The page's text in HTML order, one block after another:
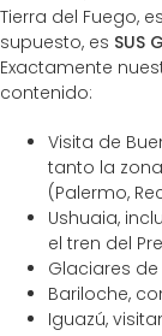
Tierra del Fuego,
supuesto, es SUS
Exactamente
contenido:
Visita de
tanto la
(Palermo,
Ushuaia,
el tren del
Glaciares de
Bariloche,
Iguazú,